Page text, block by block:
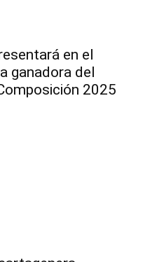
en el
ganadora del
2025